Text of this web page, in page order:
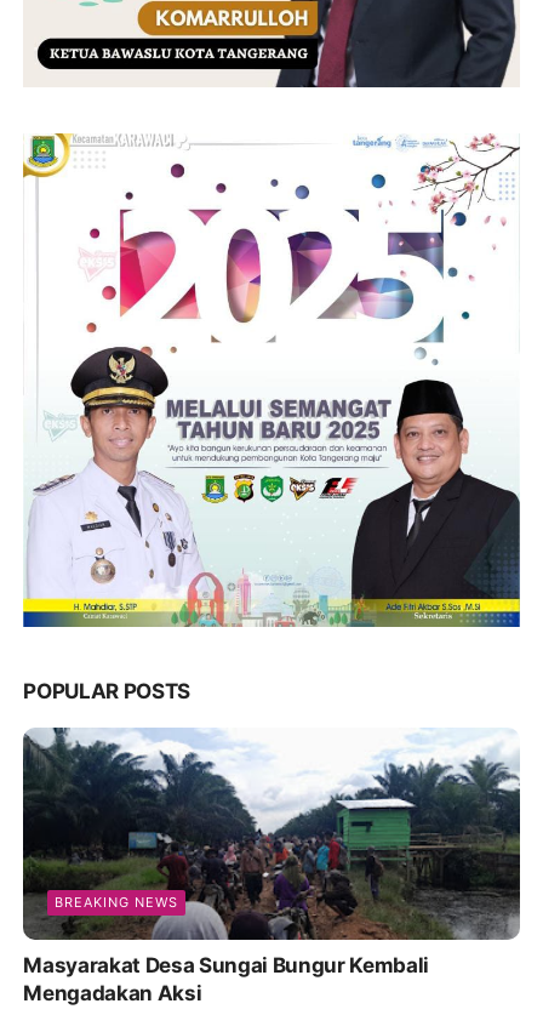
POPULAR POSTS
BREAKING NEWS
Masyarakat Desa Sungai Bungur Kembali
Mengadakan Aksi